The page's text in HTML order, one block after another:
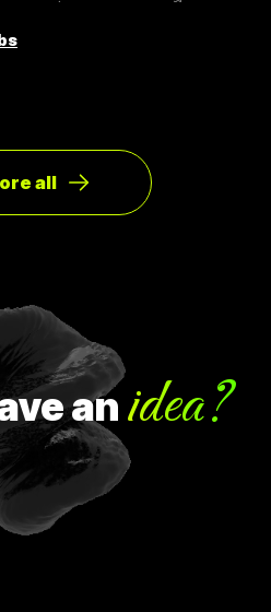
พื่อให้ตอบโจทย์ความต้องการ
รทำ Pivot ตอนแรก Groupon เป็น
แพลตฟอร์มที่มีไว้เพื่อสร้าง
แปลงบางอย่างในสังคม ซึ่งตอน
เลย และแล้วผู้ก่อตั้ง Groupon ก็ได้
าเดิมเป็นกลุ่มลูกค้าจริง Pivot ถูก
Need
all
anidea?